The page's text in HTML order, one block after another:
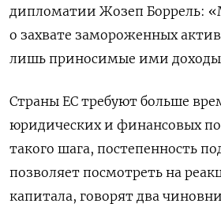
дипломатии Жозеп Боррель:
о захвате замороженных
лишь приносимые ими
Страны ЕС требуют больше
юридических и финансовых
такого шага, постепенность
позволяет посмотреть на
капитала, говорят два